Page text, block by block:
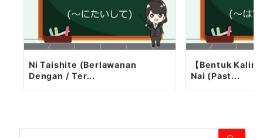
Ni Taishite (Berlawanan
Dengan / Ter...
【Bentuk
Nai (Past...